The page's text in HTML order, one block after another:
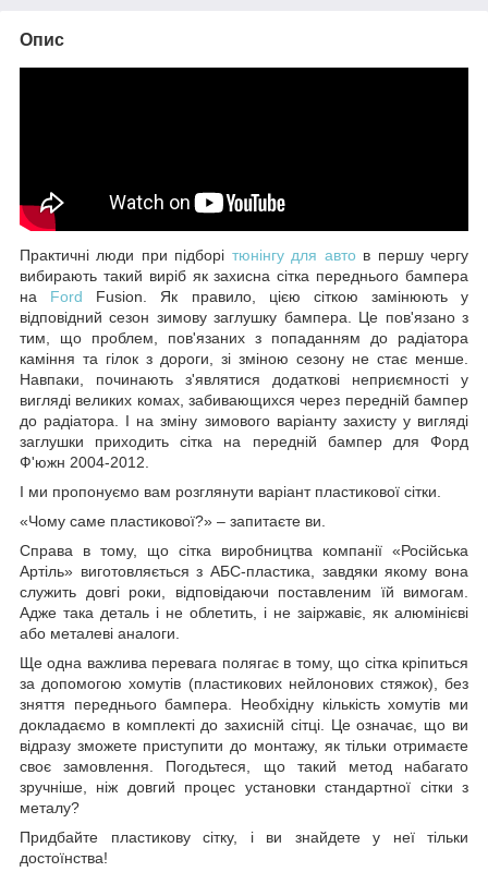
Опис
Практичні люди при підборі тюнінгу для автов першу чергу
вибирають такий виріб як захисна сітка переднього бампера
на Ford Fusion. Як правило, цією сіткою замінюють у
відповідний сезон зимову заглушку бампера. Це пов'язано з
тим, що проблем, пов'язаних з попаданням до радіатора
каміння та гілок з дороги, зі зміною сезону не стає менше.
Навпаки, починають з'являтися додаткові неприємності у
вигляді великих комах, забивающихся через передній бампер
до радіатора. І на зміну зимового варіанту захисту у вигляді
заглушки приходить сітка на передній бампер для Форд
Ф'южн 2004-2012.
І ми пропонуємо вам розглянути варіант пластикової сітки.
«Чому саме пластикової?» – запитаєте ви.
Справа в тому, що сітка виробництва компанії «Російська
Артіль» виготовляється з АБС-пластика, завдяки якому вона
служить довгі роки, відповідаючи поставленим їй вимогам.
Адже така деталь і не облетить, і не заіржавіє, як алюмінієві
або металеві аналоги.
Ще одна важлива перевага полягає в тому, що сітка кріпиться
за допомогою хомутів (пластикових нейлонових стяжок), без
зняття переднього бампера. Необхідну кількість хомутів ми
докладаємо в комплекті до захисній сітці. Це означає, що ви
відразу зможете приступити до монтажу, як тільки отримаєте
своє замовлення. Погодьтеся, що такий метод набагато
зручніше, ніж довгий процес установки стандартної сітки з
металу?
Придбайте пластикову сітку, і ви знайдете у неї тільки
достоїнства!